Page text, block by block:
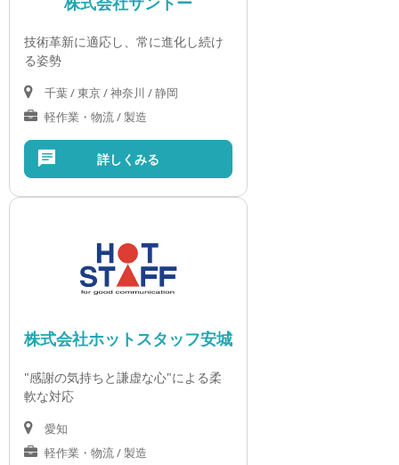
技術革新に適応し、常に進化し続け
る姿勢
千葉 / 東京 / 神奈川 / 静岡
軽作業・物流 / 製造
詳しくみる
株式会社ホットスタッフ安城
"感謝の気持ちと謙虚な心"による柔
軟な対応
愛知
軽作業・物流 / 製造